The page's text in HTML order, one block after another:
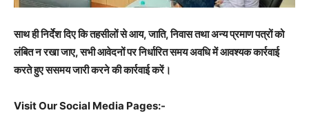
साथ ही निर्देश दिए कि तहसीलों से आय, जाति, निवास तथा अन्य प्रमाण पत्रों को
लंबित न रखा जाए, सभी आवेदनों पर निर्धारित समय अवधि में आवश्यक कार्रवाई
करते हुए ससमय जारी करने की कार्रवाई करें।
Visit Our Social Media Pages:-